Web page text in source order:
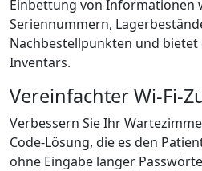
Einbettung von Informationen
Seriennummern,
Nachbestellpunkten und bietet
Inventars.
Vereinfachter Wi-Fi-
Verbessern Sie Ihr
Code-Lösung, die es den
ohne Eingabe langer